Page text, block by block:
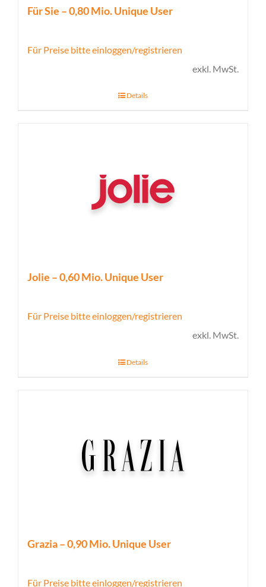
Für Sie – 0,80 Mio. Unique User
Für Preise bitte einloggen/registrieren
exkl. MwSt.
Details
Jolie – 0,60 Mio. Unique User
Für Preise bitte einloggen/registrieren
exkl. MwSt.
Details
Grazia – 0,90 Mio. Unique User
Für Preise bitte einloggen/registrieren